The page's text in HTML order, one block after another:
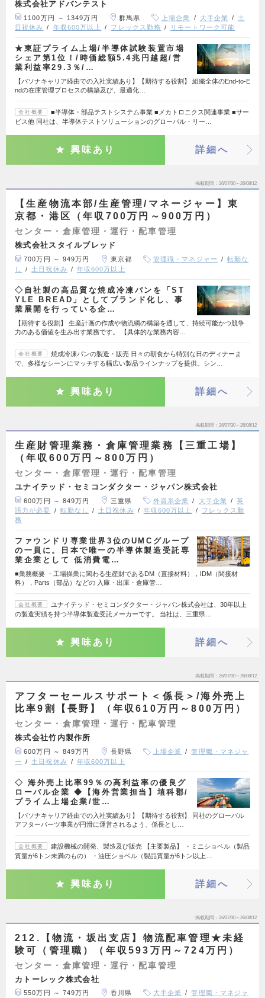
株式会社アドバンテスト
1100万円 ～ 1349万円 群馬県 上場企業 大手企業
土
日祝休み
年収600万以上 フレックス勤務 リモートワーク可能
★東証プライム上場/半導体試験装置市場
シェア第1位！/時価総額5.4兆円越超/営
業利益率29.3％/…
【パソナキャリア経由での入社実績あり】【期待する役割】 組織全体のEnd-to-E
ndの在庫管理プロセスの構築及び、最適化…
会社概要
■半導体・部品テストシステム事業 ■メカトロニクス関連事業 ■サー
ビス他 同社は、半導体テストソリューションのグローバル・リー…
興味あり 詳細へ
掲載期間 26/07/30～26/08/12
【生産物流本部/生産管理/マネージャー】東
京都・港区（年収700万円～900万円）
センター・倉庫管理・運行・配車管理
株式会社スタイルブレッド
700万円 ～ 949万円 東京都 管理職・マネジャー
転勤な
し
土日祝休み 年収600万以上
◇自社製の高品質な焼成冷凍パンを「ST
YLE BREAD」としてブランド化し、事
業展開を行っている企…
【期待する役割】 生産計画の作成や物流網の構築を通して、持続可能かつ競争
力のある価値を生み出す業務です。 【具体的な業務内容…
会社概要
焼成冷凍パンの製造・販売 日々の朝食から特別な日のディナーま
で、多様なシーンにマッチする幅広い製品ラインナップを提供。シン…
興味あり 詳細へ
掲載期間 26/07/30～26/08/12
生産財管理業務・倉庫管理業務【三重工場】
（年収600万円～800万円）
センター・倉庫管理・運行・配車管理
ユナイテッド・セミコンダクター・ジャパン株式会社
600万円 ～ 849万円 三重県 外資系企業 大手企業
英
語力が必要
転勤なし 土日祝休み 年収600万以上
フレックス勤
務
ファウンドリ専業世界3位のUMCグループ
の一員に。日本で唯一の半導体製造受託専
業企業として 低消費電…
■業務概要 ・工場操業に関わる生産財であるDM（直接材料），IDM（間接材
料），Parts（部品）などの 入庫・出庫・倉庫管…
会社概要
ユナイテッド・セミコンダクター・ジャパン株式会社は、30年以上
の製造実績を持つ半導体製造受託メーカーです。 当社は、三重県…
興味あり 詳細へ
掲載期間 26/07/30～26/08/12
アフターセールスサポート＜係長＞/海外売上
比率9割【長野】（年収610万円～800万円）
センター・倉庫管理・運行・配車管理
株式会社竹内製作所
600万円 ～ 849万円 長野県 上場企業
管理職・マネジャ
ー
土日祝休み 年収600万以上
◇ 海外売上比率99％の高利益率の優良グ
ローバル企業 ◆【海外営業担当】埴科郡/
プライム上場企業/世…
【パソナキャリア経由での入社実績あり】【期待する役割】 同社のグローバル
アフターパーツ事業が円滑に運営されるよう、係長とし…
会社概要
建設機械の開発、製造及び販売 【主要製品】 ・ミニショベル（製品
質量が6トン未満のもの） ・油圧ショベル（製品質量が6トン以上…
興味あり 詳細へ
掲載期間 26/07/30～26/08/12
212.【物流・坂出支店】物流配車管理★未経
験可（管理職）（年収593万円～724万円）
センター・倉庫管理・運行・配車管理
カトーレック株式会社
550万円 ～ 749万円 香川県 大手企業
管理職・マネジャ